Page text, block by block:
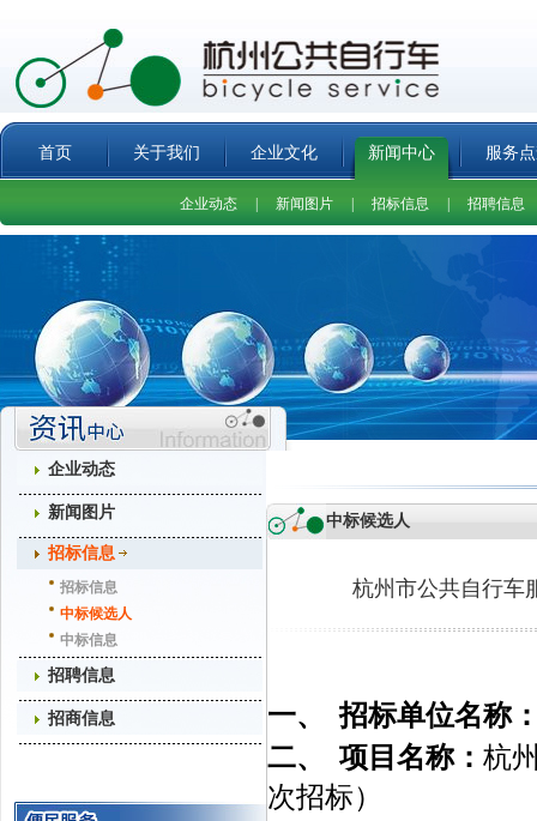
首页 关于我们 企业文化 新闻中心 服务
企业动态 新闻图片 招标信息 招聘信息
企业动态
新闻图片
招标信息
招标信息
中标候选人
中标信息
招聘信息
招商信息
中标候选人
杭州市公共自行车
一、
招标单位名称
二、
项目名称： 杭
次招标）